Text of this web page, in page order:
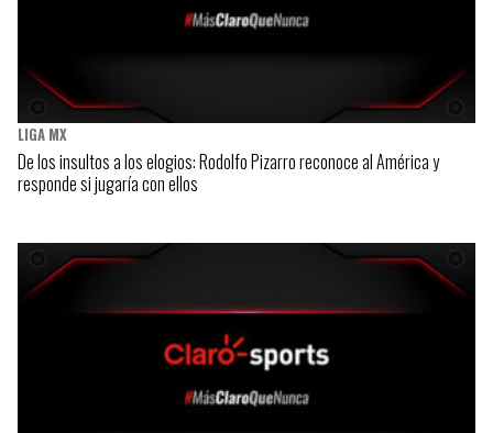
LIGA MX
De los insultos a los elogios: Rodolfo Pizarro reconoce al América y
responde si jugaría con ellos